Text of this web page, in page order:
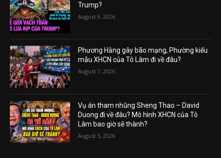
Trump?
August 9, 2026
Phương Hằng gây bão mạng, Phường kiểu
mẫu XHCN của Tô Lâm đi về đâu?
August 7, 2026
Vụ án tham nhũng Sheng Thao – David
Duong đi về đâu? Mô hình XHCN của Tô
Lâm bao giờ sẽ thành?
August 5, 2026